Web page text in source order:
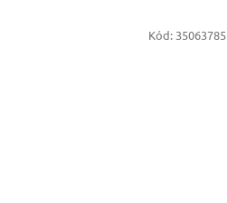
Kód: 35063785